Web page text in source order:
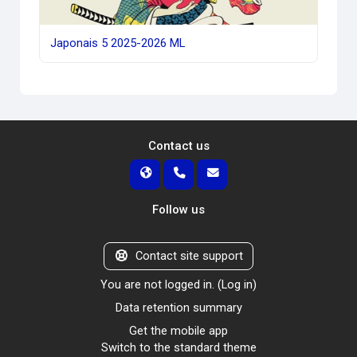
Japonais 5 2025-2026 ML
Contact us
Follow us
Contact site support
You are not logged in. (Log in)
Data retention summary
Get the mobile app
Switch to the standard theme